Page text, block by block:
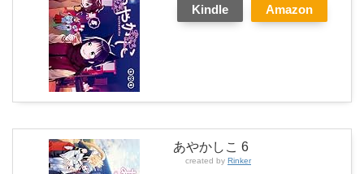
Kindle Amazon
あやかしこ 6
created by Rinker